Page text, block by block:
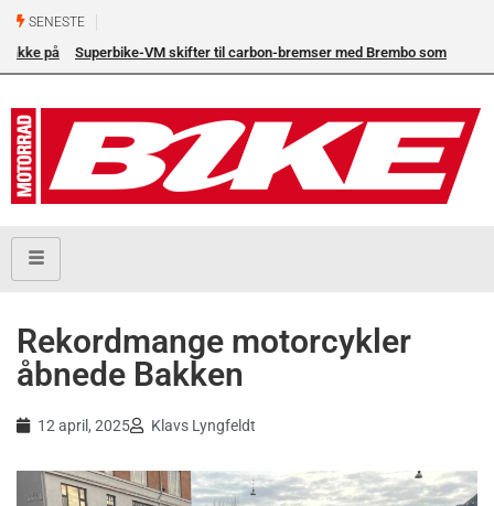
SENESTE
Superbike-VM skifter til carbon-bremser med Brembo som
Rekordmange motorcykler
åbnede Bakken
12 april, 2025 Klavs Lyngfeldt